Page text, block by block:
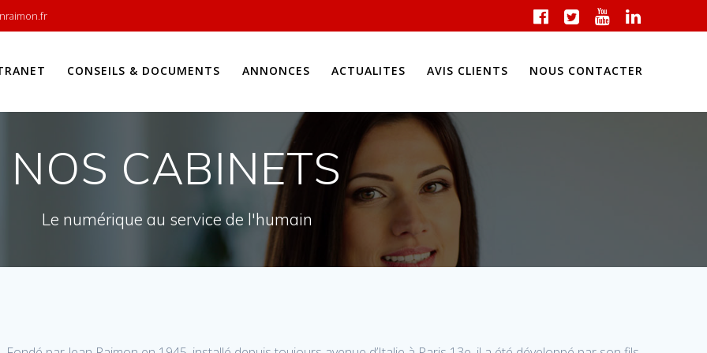
CONSEILS & DOCUMENTS ANNONCES ACTUALITES AVIS CLIENTS NOUS CONTACTER
NOS CABINETS
Le numérique au service de l'humain